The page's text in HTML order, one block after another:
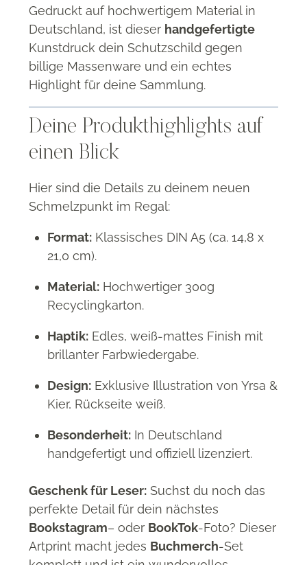
Gedruckt auf hochwertigem Material in
Deutschland, ist dieser handgefertigte
Kunstdruck dein Schutzschild gegen
billige Massenware und ein echtes
Highlight für deine Sammlung.
Deine Produkthighlights auf
einen Blick
Hier sind die Details zu deinem neuen
Schmelzpunkt im Regal:
Format: Klassisches DIN A5 (ca. 14,8 x
21,0 cm).
Material: Hochwertiger 300g
Recyclingkarton.
Haptik: Edles, weiß-mattes Finish mit
brillanter Farbwiedergabe.
Design: Exklusive Illustration von Yrsa &
Kier, Rückseite weiß.
Besonderheit: In Deutschland
handgefertigt und offiziell lizenziert.
Geschenk für Leser: Suchst du noch das
perfekte Detail für dein nächstes
Bookstagram– oder BookTok-Foto? Dieser
Artprint macht jedes Buchmerch-Set